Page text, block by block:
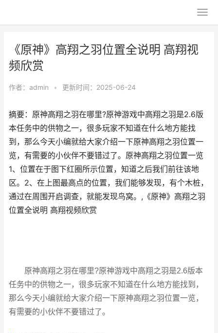
《原神》高翔之羽位置全说明 高翔视
频欣赏
作者： admin • 更新时间：2025-06-24
摘要：原神高翔之羽在哪里?原神游戏中高翔之羽是2.6版
本任务中的供物之一，很多玩家不知道在什么地方能找
到，那么今天小编就给大家介绍一下原神高翔之羽位置一
览，有需要的小伙伴不要错过了。原神高翔之羽位置一览
1、位置在于图下红圈所示位置，知道之后我们前往该地
区。2、在上图最高点的位置，我们能够发现，有个木桩，
通过在周围开启调查，就能发现鸟窝。,《原神》高翔之羽
位置全说明 高翔视频欣赏
原神高翔之羽在哪里?原神游戏中高翔之羽是2.6版本
任务中的供物之一，很多玩家不知道在什么地方能找到，
那么今天小编就给大家介绍一下原神高翔之羽位置一览，
有需要的小伙伴不要错过了。